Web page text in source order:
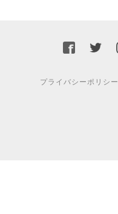
プライバシーポリシー